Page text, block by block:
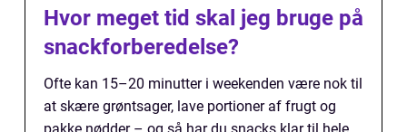
Hvor meget tid skal jeg bruge på
snackforberedelse?
Ofte kan 15–20 minutter i weekenden være nok til
at skære grøntsager, lave portioner af frugt og